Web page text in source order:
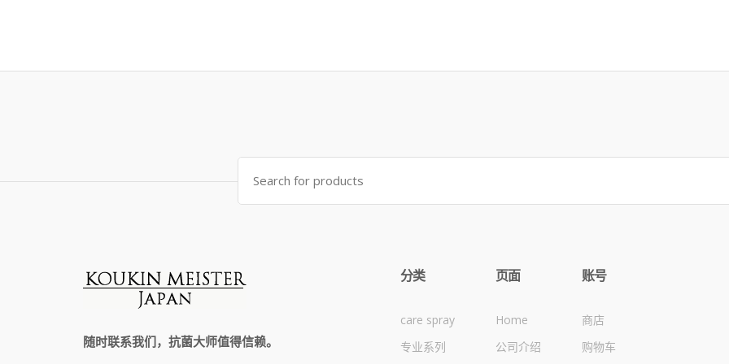
Search
for:
随时联系我们，抗菌大师值得信赖。
分类
care spray
专业系列
页面
Home
公司介绍
账号
商店
购物车